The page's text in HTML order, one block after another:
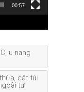
00:57
u nang
cắt túi
tử